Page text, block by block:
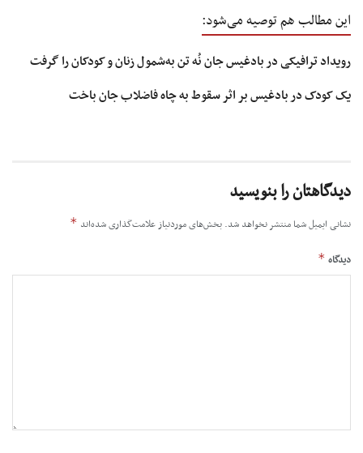
این مطالب هم توصیه می‌شود:
رویداد ترافیکی در بادغیس جان نُه تن به‌شمول زنان و کودکان را گرفت
یک کودک در بادغیس بر اثر سقوط به چاه فاضلاب جان باخت
دیدگاهتان را بنویسید
نشانی ایمیل شما منتشر نخواهد شد. بخش‌های موردنیاز علامت‌گذاری شده‌اند *
دیدگاه *